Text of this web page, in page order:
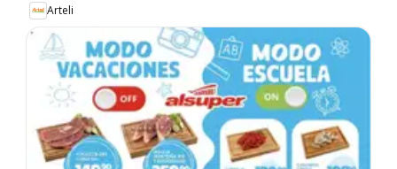
Arteli